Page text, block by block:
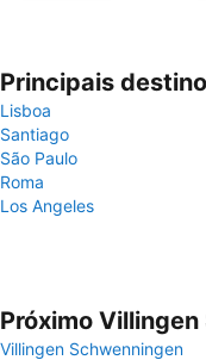
Principais
Lisboa
Santiago
São Paulo
Roma
Los Angeles
Próximo
Villingen Schwenningen